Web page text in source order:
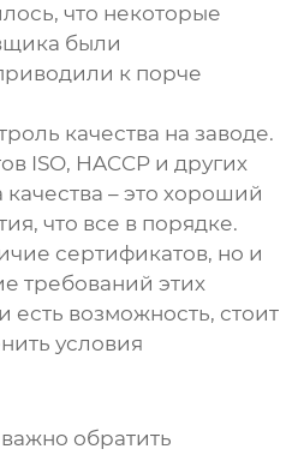
что некоторые
были
к порче
качества на заводе.
ISO, HACCP и других
– это хороший
что все в порядке.
сертификатов, но и
требований этих
есть возможность, стоит
условия
обратить